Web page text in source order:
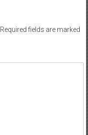
Required fields are marked